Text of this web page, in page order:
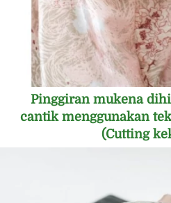
Pinggiran mukena
cantik menggunakan
(Cutting